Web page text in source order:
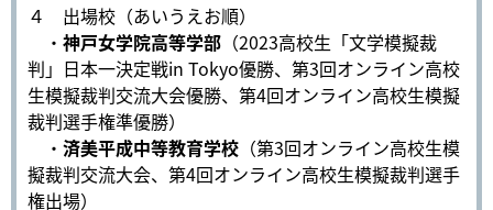
４ 出場校（あいうえお順）
・ 神戸女学院高等学部 （2023高校生「文学模擬裁
判」日本一決定戦in Tokyo優勝、第3回オンライン高校
生模擬裁判交流大会優勝、第4回オンライン高校生模擬
裁判選手権準優勝）
・ 済美平成中等教育学校 （第3回オンライン高校生模
擬裁判交流大会、第4回オンライン高校生模擬裁判選手
権出場）